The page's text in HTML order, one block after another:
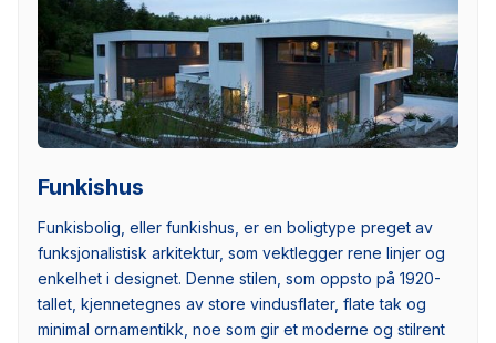
Funkishus
Funkisbolig, eller funkishus, er en boligtype preget av
funksjonalistisk arkitektur, som vektlegger rene linjer og
enkelhet i designet. Denne stilen, som oppsto på 1920-
tallet, kjennetegnes av store vindusflater, flate tak og
minimal ornamentikk, noe som gir et moderne og stilrent